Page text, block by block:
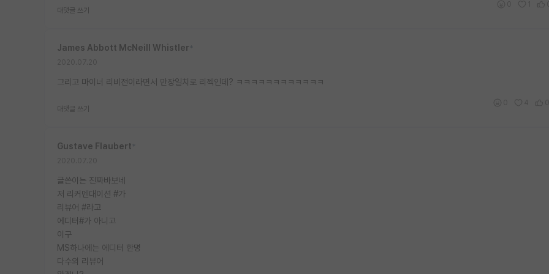
대댓글 쓰기
James Abbott McNeill Whistler
그리고 마이너 리비전이라면서 만장일치로 리젝인데? ㅋㅋㅋㅋㅋㅋㅋㅋㅋㅋㅋㅋ
대댓글 쓰기
Gustave Flaubert
글쓴이는 진짜바보네
저 리커멘대이션 #가
리뷰어 #라고
에디터#가 아니고
이구
MS하나에는 에디터 한명
다수의 리뷰어